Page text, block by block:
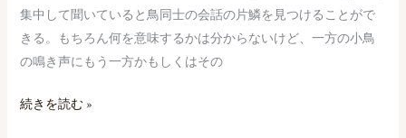
集中して聞いていると鳥同士の会話の片鱗を見つけることがで
きる。もちろん何を意味するかは分からないけど、一方の小鳥
の鳴き声にもう一方かもしくはその
続きを読む »